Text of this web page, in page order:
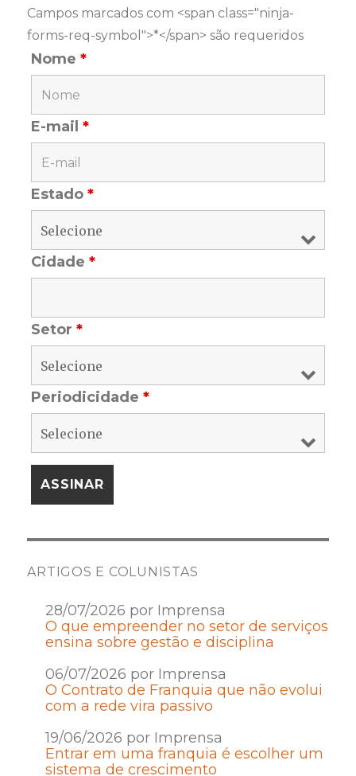
Campos marcados com <span class="ninja-
forms-req-symbol">*</span> são requeridos
Nome*
E-mail*
Estado*
Cidade*
Setor*
Periodicidade*
ARTIGOS E COLUNISTAS
28/07/2026 por Imprensa
O que empreender no setor de serviços
ensina sobre gestão e disciplina
06/07/2026 por Imprensa
O Contrato de Franquia que não evolui
com a rede vira passivo
19/06/2026 por Imprensa
Entrar em uma franquia é escolher um
sistema de crescimento